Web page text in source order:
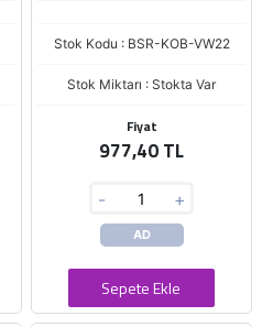
Stok Kodu : BSR-KOB-VW22
Stok Miktarı : Stokta Var
Fiyat
977,40 TL
- +
AD
Sepete Ekle